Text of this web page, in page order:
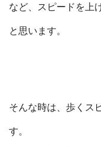
など、スピードを上
と思います。
そんな時は、歩くス
す。